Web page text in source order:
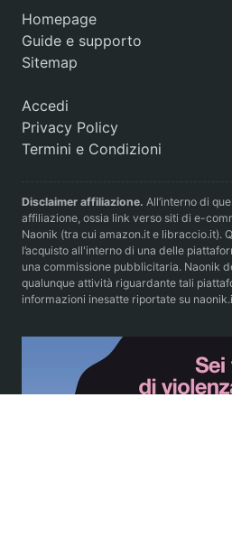
Homepage
Guide e supporto
Sitemap
Accedi
Privacy Policy
Termini e Condizioni